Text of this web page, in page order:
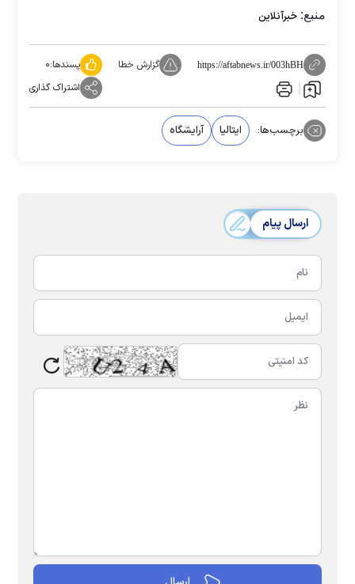
منبع: خبرآنلاین
https://aftabnews.ir/003hBH گزارش خطا پسندها:۰
اشتراک گذاری
برچسب‌ها: ایتالیا آرایشگاه
ارسال پیام